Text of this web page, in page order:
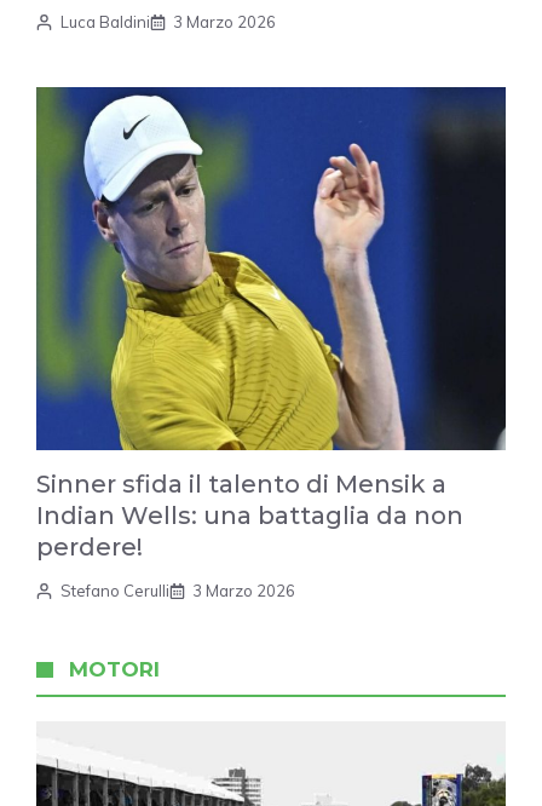
Luca Baldini 3 Marzo 2026
Sinner sfida il talento di Mensik a
Indian Wells: una battaglia da non
perdere!
Stefano Cerulli 3 Marzo 2026
MOTORI